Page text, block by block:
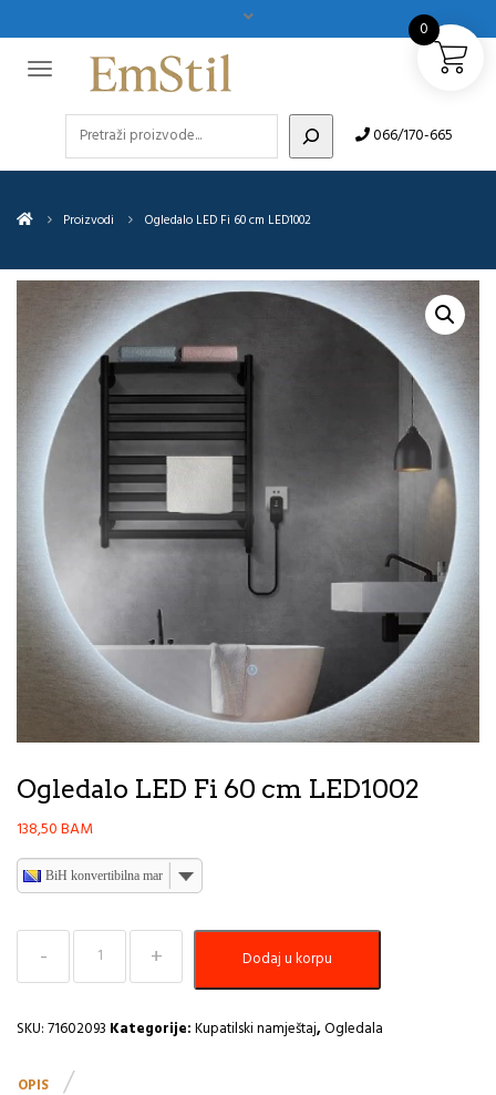
066/170-665
Proizvodi Ogledalo LED Fi 60 cm LED1002
Ogledalo LED Fi 60 cm LED1002
138,50BAM
BiH konvertibilna marka
Ogledalo
Fi
cm
količina
Dodaj u korpu
SKU:71602093 Kategorije:Kupatilski namještaj,Ogledala
OPIS
0